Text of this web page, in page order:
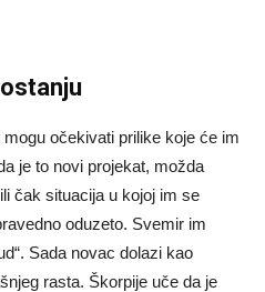
očekivati prilike koje će im
je to novi projekat, možda
čak situacija u kojoj im se
oduzeto. Svemir im
Sada novac dolazi kao
rasta. Škorpije uče da je